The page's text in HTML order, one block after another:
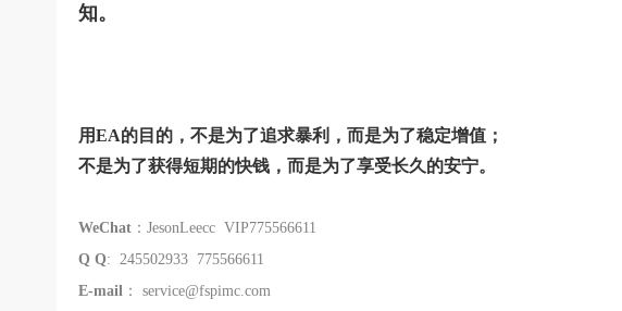
知。
用EA的目的 ， 不是为了追求暴利，而是为了稳定增值；
不是为了获得短期的快钱，而是为了享受长久的安宁。
WeChat ：JesonLeecc VIP775566611
Q Q: 245502933 775566611
E-mail ： service@fspimc.com